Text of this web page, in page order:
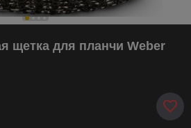
щетка для планчи Weber